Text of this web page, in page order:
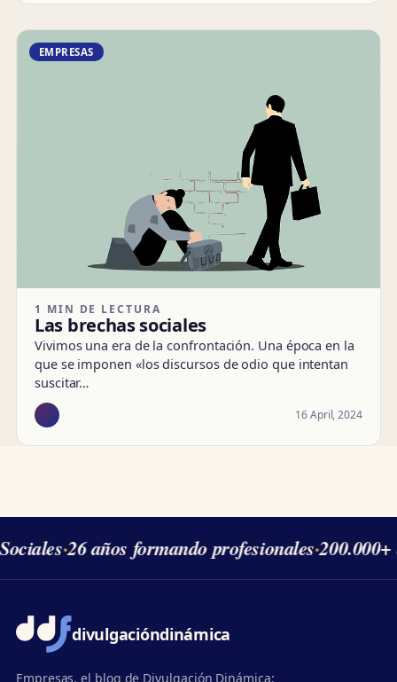
EMPRESAS
1 MIN DE LECTURA
Las brechas sociales
Vivimos una era de la confrontación. Una época en la
que se imponen «los discursos de odio que intentan
suscitar…
16 April, 2024
·26 años formando profesionales·200.000+
divulgacióndinámica
Empresas, el blog de Divulgación Dinámica: